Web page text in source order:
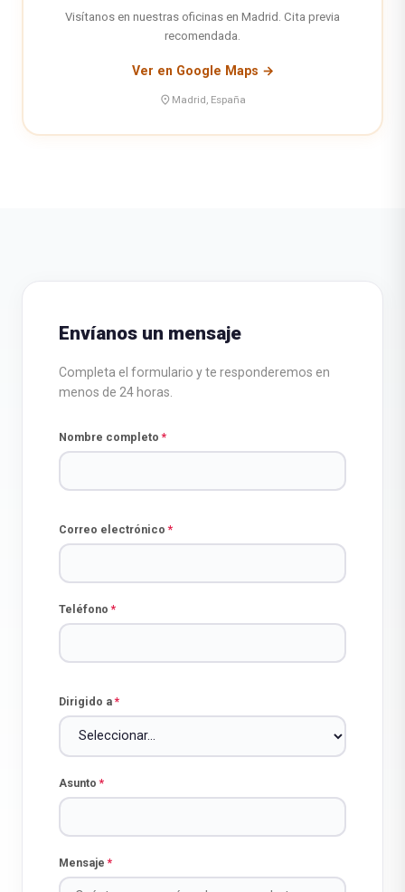
Visítanos en nuestras oficinas en Madrid. Cita previa
recomendada.
Ver en Google Maps →
place Madrid, España
Envíanos un mensaje
Completa el formulario y te responderemos en
menos de 24 horas.
Nombre completo*
Correo electrónico*
Teléfono*
Dirigido a*
Asunto*
Mensaje*